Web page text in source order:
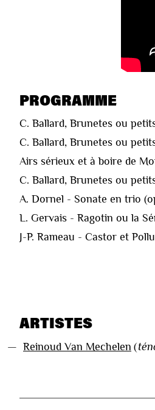
PROGRAMME
C. Ballard, Brunetes ou
C. Ballard, Brunetes ou
Airs sérieux et à boire de
C. Ballard, Brunetes ou
A. Dornel - Sonate en trio
L. Gervais - Ragotin ou la
J-P. Rameau - Castor et
ARTISTES
— Reinoud Van Mechelen (